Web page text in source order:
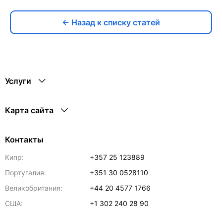
← Назад к списку статей
Услуги
Карта сайта
Контакты
Кипр:
+357 25 123889
Португалия:
+351 30 0528110
Великобритания:
+44 20 4577 1766
США:
+1 302 240 28 90